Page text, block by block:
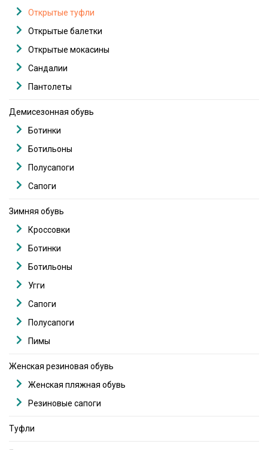
Открытые туфли
Открытые балетки
Открытые мокасины
Сандалии
Пантолеты
Демисезонная обувь
Ботинки
Ботильоны
Полусапоги
Сапоги
Зимняя обувь
Кроссовки
Ботинки
Ботильоны
Угги
Сапоги
Полусапоги
Пимы
Женская резиновая обувь
Женская пляжная обувь
Резиновые сапоги
Туфли